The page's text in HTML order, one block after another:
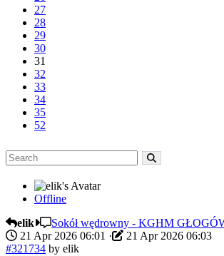
27
28
29
30
31
32
33
34
35
52
Offline
elik
Sokół wędrowny - KGHM
21 Apr 2026 06:01 ·
21 Apr 2026 06:03
#321734 by elik